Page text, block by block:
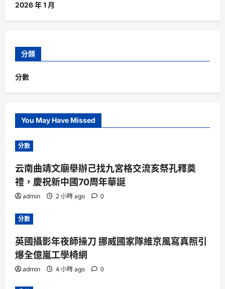
2026 年 1 月
分類
分數
You May Have Missed
分數
云南曲靖文廟舉辦己找九宮格交流亥祭孔釋奠
禮，慶祝新中國70周年華誕
admin 2 小時 ago 0
分數
英國攝影年夜師操刀 挪威國家隊維京風寫真照引
爆全億嵐工學椅網
admin 4 小時 ago 0